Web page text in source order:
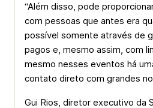
“Além disso, pode
com pessoas que antes era
possível somente através de
pagos e, mesmo assim, com
mesmo nesses eventos há
contato direto com grandes
Gui Rios, diretor executivo da